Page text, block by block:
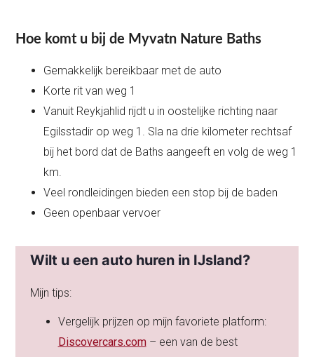
Hoe komt u bij de Myvatn Nature Baths
Gemakkelijk bereikbaar met de auto
Korte rit van weg 1
Vanuit Reykjahlid rijdt u in oostelijke richting naar
Egilsstadir op weg 1. Sla na drie kilometer rechtsaf
bij het bord dat de Baths aangeeft en volg de weg 1
km.
Veel rondleidingen bieden een stop bij de baden
Geen openbaar vervoer
Wilt u een auto huren in IJsland?
Mijn tips:
Vergelijk prijzen op mijn favoriete platform:
Discovercars.com – een van de best